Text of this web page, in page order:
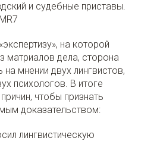
и судебные приставы.
на которой
матриалов дела, сторона
мнении двух лингвистов,
психологов. В итоге
чтобы признать
доказательством:
лингвистическую